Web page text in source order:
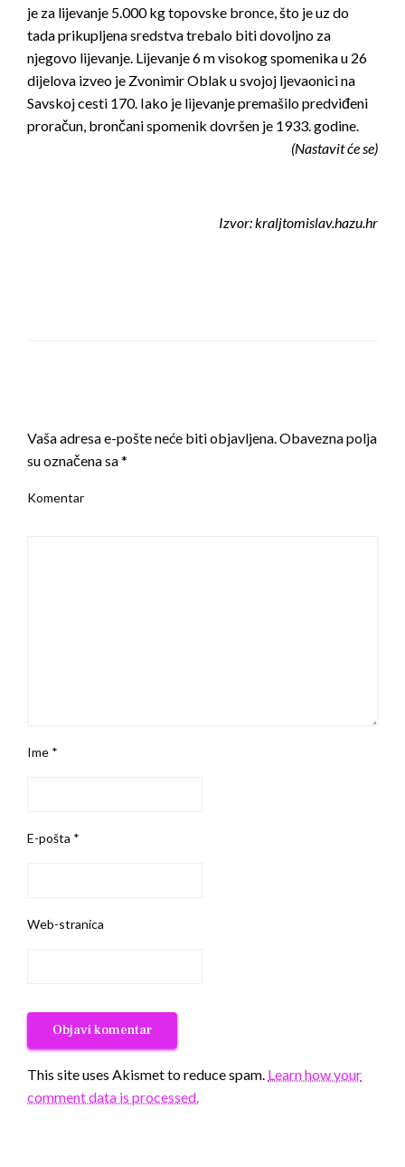
je za lijevanje 5.000 kg topovske bronce, što je uz do
tada prikupljena sredstva trebalo biti dovoljno za
njegovo lijevanje. Lijevanje 6 m visokog spomenika u 26
dijelova izveo je Zvonimir Oblak u svojoj ljevaonici na
Savskoj cesti 170. Iako je lijevanje premašilo predviđeni
proračun, brončani spomenik dovršen je 1933. godine.
(Nastavit će se)
Izvor: kraljtomislav.hazu.hr
Vaša adresa e-pošte neće biti objavljena.Obavezna polja
su označena sa*
Komentar
Ime *
E-pošta *
Web-stranica
This site uses Akismet to reduce spam. Learn how your
comment data is processed.